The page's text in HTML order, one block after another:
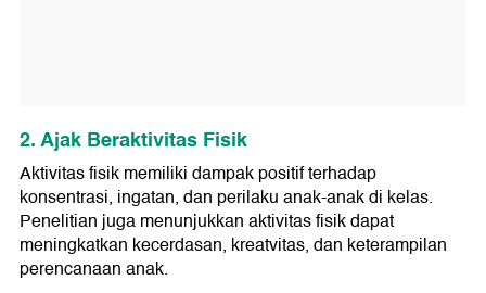
2. Ajak Beraktivitas Fisik
Aktivitas fisik memiliki dampak positif terhadap
konsentrasi, ingatan, dan perilaku anak-anak di kelas.
Penelitian juga menunjukkan aktivitas fisik dapat
meningkatkan kecerdasan, kreatvitas, dan keterampilan
perencanaan anak.